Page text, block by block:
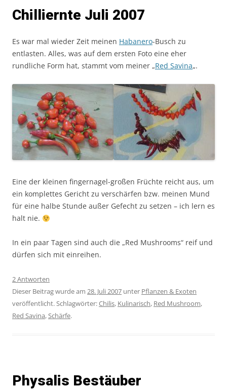
Chilliernte Juli 2007
Es war mal wieder Zeit meinen Habanero-Busch zu
entlasten. Alles, was auf dem ersten Foto eine eher
rundliche Form hat, stammt vom meiner „Red Savina„.
Eine der kleinen fingernagel-großen Früchte reicht aus, um
ein komplettes Gericht zu verschärfen bzw. meinen Mund
für eine halbe Stunde außer Gefecht zu setzen – ich lern es
halt nie.
In ein paar Tagen sind auch die „Red Mushrooms“ reif und
dürfen sich mit einreihen.
2 Antworten
Dieser Beitrag wurde am 28. Juli 2007 unter Pflanzen & Exoten
veröffentlicht. Schlagwörter:Chilis, Kulinarisch, Red Mushroom,
Red Savina,Schärfe.
Physalis Bestäuber